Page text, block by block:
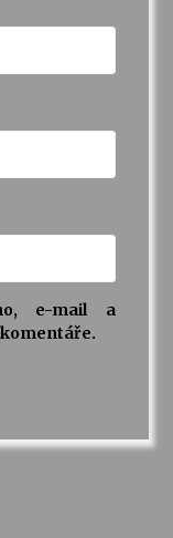
e-mail a